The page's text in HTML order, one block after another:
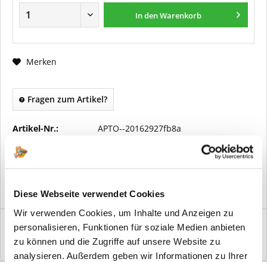
Diese Webseite verwendet Cookies
Wir verwenden Cookies, um Inhalte und Anzeigen zu
personalisieren, Funktionen für soziale Medien anbieten
zu können und die Zugriffe auf unsere Website zu
analysieren. Außerdem geben wir Informationen zu Ihrer
In denWarenkorb
Merken
Fragen zum Artikel?
Artikel-Nr.: APTO--20162927fb8a
Vorteile
Windfangelemente online am Bildschirm konfigurieren und
einbaufertig bestellen. In wenigen...